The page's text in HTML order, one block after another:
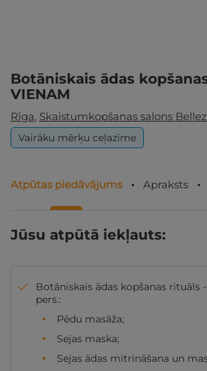
Botāniskais ādas
VIENAM
Rīga, Skaistumkopšanas salons
Vairāku mērķu ceļazīme
Atpūtas piedāvājums Apraksts
Jūsu atpūtā iekļauts:
Botāniskais ādas kopšanas rituāls -
pers.:
Pēdu masāža;
Sejas maska;
Sejas ādas mitrināšana un